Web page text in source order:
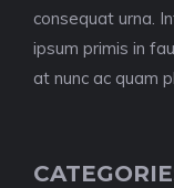
consequat urna.
ipsum primis in
at nunc ac quam